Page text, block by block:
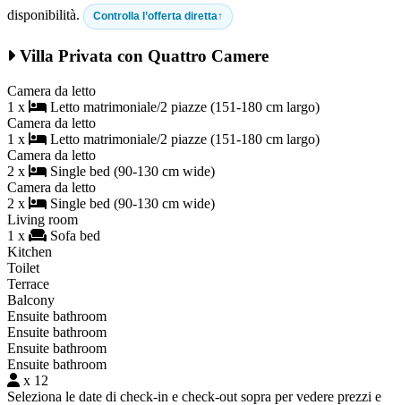
disponibilità.
Controlla l’offerta diretta
Villa Privata con Quattro Camere
Camera da letto
1 x
Letto matrimoniale/2 piazze (151-180 cm largo)
Camera da letto
1 x
Letto matrimoniale/2 piazze (151-180 cm largo)
Camera da letto
2 x
Single bed (90-130 cm wide)
Camera da letto
2 x
Single bed (90-130 cm wide)
Living room
1 x
Sofa bed
Kitchen
Toilet
Terrace
Balcony
Ensuite bathroom
Ensuite bathroom
Ensuite bathroom
Ensuite bathroom
x 12
Seleziona le date di check-in e check-out sopra per vedere prezzi e